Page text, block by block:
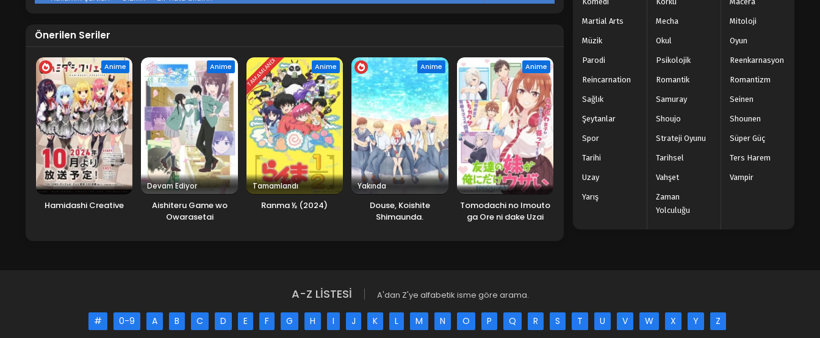
4 Ao no Hako 4.Bölüm izle Ekim 20, 2024
3 Ao no Hako 3.Bölüm izle Ekim 13, 2024
2 Ao no Hako 2.Bölüm izle Ekim 10, 2024
1 Ao no Hako 1.Bölüm izle Ekim 3, 2024
Önerilen Seriler
Anime
Hamidashi Creative
Anime
Devam Ediyor
Aishiteru Game wo
Owarasetai
TAMAMLANDI Anime
Tamamlandı
Ranma ½ (2024)
Anime
Yakında
Douse, Koishite
Shimaunda.
Anime
Tomodachi no Imouto
ga Ore ni dake Uzai
Martial Arts Mecha Mitoloji
Müzik Okul Oyun
Parodi Psikolojik Reenkarnasyon
Reincarnation Romantik Romantizm
Sağlık Samuray Seinen
Şeytanlar Shoujo Shounen
Spor Strateji Oyunu Süper Güç
Tarihi Tarihsel Ters Harem
Uzay Vahşet Vampir
Yarış
Zaman
Yolculuğu
A-Z LİSTESİ A'dan Z'ye alfabetik isme göre arama.
# 0-9 A B C D E F G H I J K L M N O P Q R S T U V W X Y Z